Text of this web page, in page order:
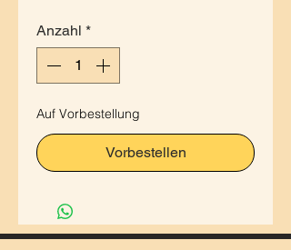
Anzahl *
Auf Vorbestellung
Vorbestellen